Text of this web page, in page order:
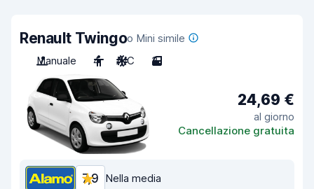
Renault Twingoo Mini simile
Manuale
4 A/C 3
24,69 €
al giorno
Cancellazione gratuita
7,9 Nella media